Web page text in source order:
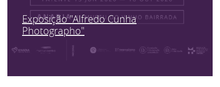
Exposição "Alfredo Cunha
Photographo"